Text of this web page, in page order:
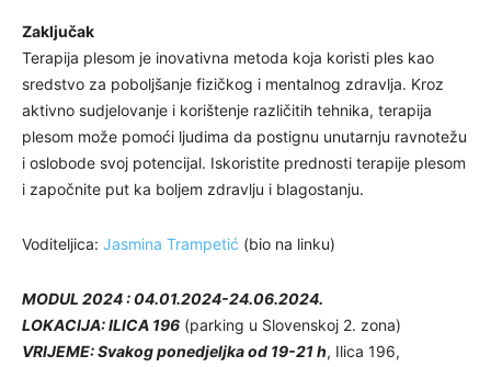
Zaključak
Terapija plesom je inovativna metoda koja koristi ples kao
sredstvo za poboljšanje fizičkog i mentalnog zdravlja. Kroz
aktivno sudjelovanje i korištenje različitih tehnika, terapija
plesom može pomoći ljudima da postignu unutarnju ravnotežu
i oslobode svoj potencijal. Iskoristite prednosti terapije plesom
i započnite put ka boljem zdravlju i blagostanju.
Voditeljica: Jasmina Trampetić (bio na linku)
MODUL 2024 : 04.01.2024-24.06.2024.
LOKACIJA: ILICA 196 (parking u Slovenskoj 2. zona)
VRIJEME: Svakog ponedjeljka od 19-21 h, Ilica 196,